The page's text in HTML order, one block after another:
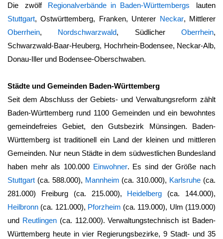
Die zwölf Regionalverbände in Baden-Württembergs lauten
Stuttgart, Ostwürttemberg, Franken, Unterer Neckar, Mittlerer
Oberrhein, Nordschwarzwald, SüdlicherOberrhein,
Schwarzwald-Baar-Heuberg, Hochrhein-Bodensee, Neckar-Alb,
Donau-Iller und Bodensee-Oberschwaben.
Städte und Gemeinden Baden-Württemberg
Seit dem Abschluss der Gebiets- und Verwaltungsreform zählt
Baden-Württemberg rund 1100 Gemeinden und ein bewohntes
gemeindefreies Gebiet, den Gutsbezirk Münsingen. Baden-
Württemberg ist traditionell ein Land der kleinen und mittleren
Gemeinden. Nur neun Städte in dem südwestlichen Bundesland
haben mehr als 100.000 Einwohner. Es sind der Größe nach
Stuttgart (ca. 588.000), Mannheim (ca. 310.000), Karlsruhe (ca.
281.000) Freiburg (ca. 215.000), Heidelberg (ca. 144.000),
Heilbronn (ca. 121.000), Pforzheim (ca. 119.000), Ulm (119.000)
und Reutlingen(ca. 112.000). Verwaltungstechnisch ist Baden-
Württemberg heute in vier Regierungsbezirke, 9 Stadt- und 35